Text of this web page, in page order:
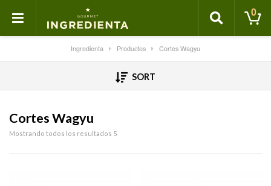
0
Ingredienta Productos Cortes Wagyu
SORT
Cortes Wagyu
Mostrando todos los resultados 5